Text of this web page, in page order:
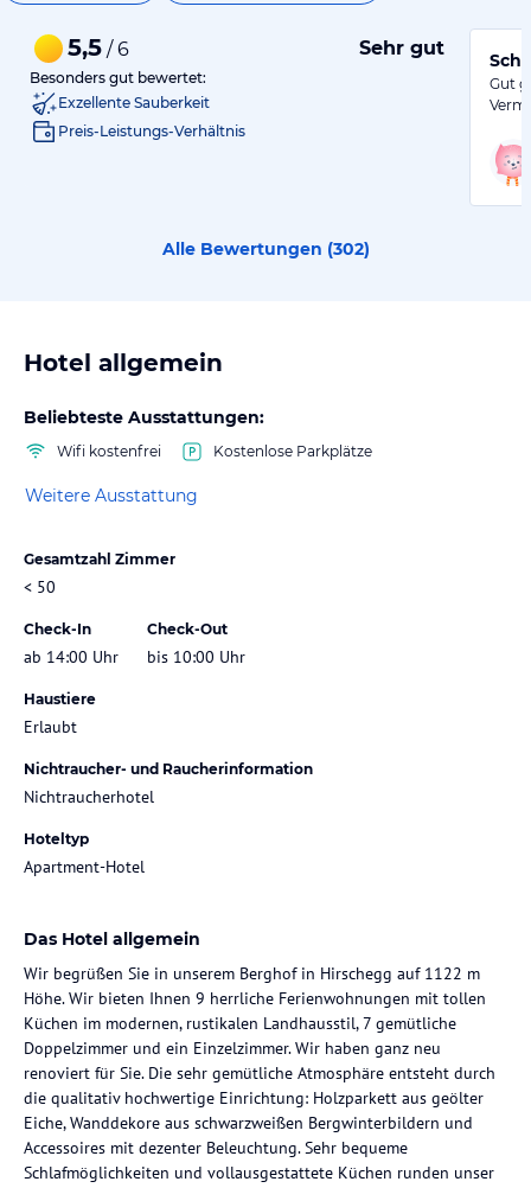
5,5 / 6 Sehr gut
Besonders gut bewertet:
Exzellente Sauberkeit
Preis-Leistungs-Verhältnis
Gut
Alle Bewertungen (302)
Hotel allgemein
Beliebteste Ausstattungen:
Wifi kostenfrei Kostenlose Parkplätze
Weitere Ausstattung
Gesamtzahl Zimmer
< 50
Check-In
ab 14:00 Uhr
Check-Out
bis 10:00 Uhr
Haustiere
Erlaubt
Nichtraucher- und Raucherinformation
Nichtraucherhotel
Hoteltyp
Apartment-Hotel
Das Hotel allgemein
Wir begrüßen Sie in unserem Berghof in Hirschegg auf 1122 m
Höhe. Wir bieten Ihnen 9 herrliche Ferienwohnungen mit tollen
Küchen im modernen, rustikalen Landhausstil, 7 gemütliche
Doppelzimmer und ein Einzelzimmer. Wir haben ganz neu
renoviert für Sie. Die sehr gemütliche Atmosphäre entsteht durch
die qualitativ hochwertige Einrichtung: Holzparkett aus geölter
Eiche, Wanddekore aus schwarzweißen Bergwinterbildern und
Accessoires mit dezenter Beleuchtung. Sehr bequeme
Schlafmöglichkeiten und vollausgestattete Küchen runden unser